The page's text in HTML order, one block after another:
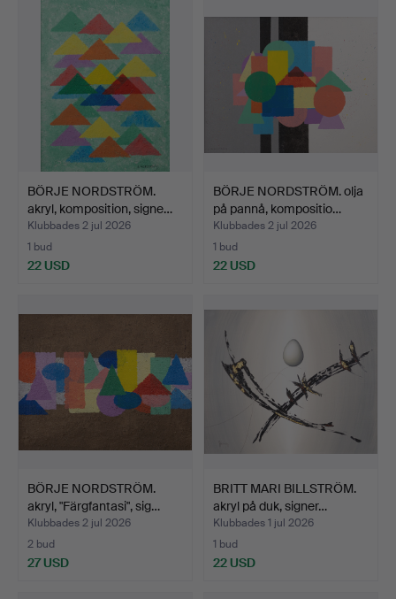
BÖRJE NORDSTRÖM.
akryl, komposition, signe…
Klubbades 2 jul 2026
1 bud
22 USD
BÖRJE NORDSTRÖM. olja
på pannå, kompositio…
Klubbades 2 jul 2026
1 bud
22 USD
BÖRJE NORDSTRÖM.
akryl, "Färgfantasi", sig…
Klubbades 2 jul 2026
2 bud
27 USD
BRITT MARI BILLSTRÖM.
akryl på duk, signer…
Klubbades 1 jul 2026
1 bud
22 USD